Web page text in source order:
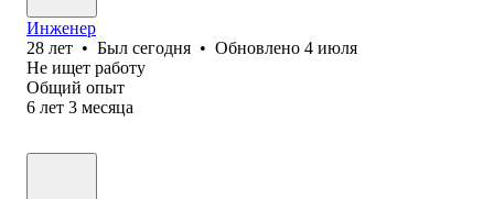
Инженер
28 лет • Был сегодня • Обновлено 4 июля
Не ищет работу
Общий опыт
6 лет 3 месяца